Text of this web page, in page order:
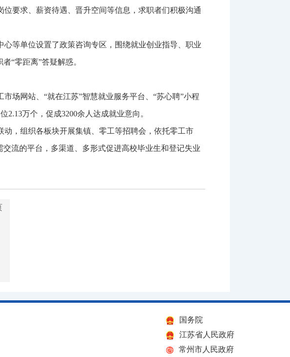
要求、薪资待遇、晋升空间等信息，求职者们积极沟通
等单位设置了政策咨询专区，围绕就业创业指导、职业
“零距离”答疑解惑。
场网站、“就在江苏”智慧就业服务平台、“苏心聘”小程
万个，促成3200余人达成就业意向。
，组织各板块开展集镇、零工等招聘会，依托零工市
流的平台，多渠道、多形式促进高校毕业生和登记失业
国务院
江苏省人民政府
常州市人民政府